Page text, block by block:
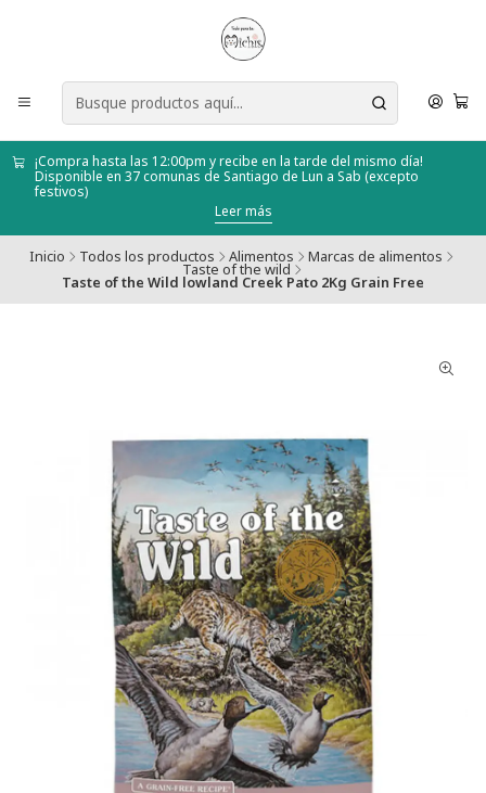
¡Compra hasta las 12:00pm y recibe en la tarde del mismo día!
Disponible en 37 comunas de Santiago de Lun a Sab (excepto
festivos)
Leer más
Inicio Todos los productos Alimentos Marcas de alimentos
Taste of the wild
Taste of the Wild lowland Creek Pato 2Kg Grain Free